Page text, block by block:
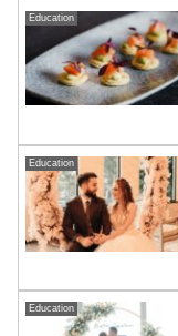
Education
Education
Education